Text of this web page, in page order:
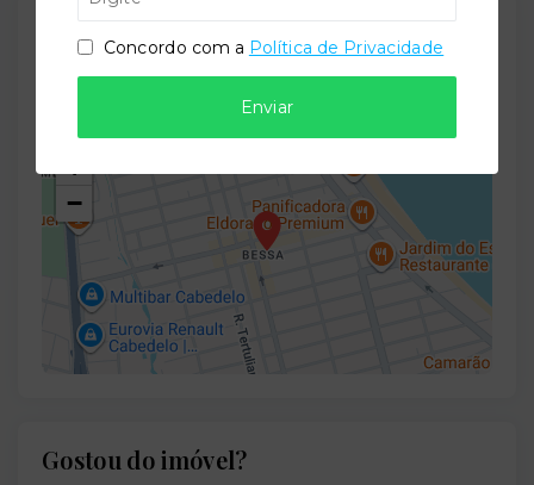
Localização
Rua Paulo Roberto de Souza Acioly, 481 - Bessa -
- 58035-110
+
−
Gostou do imóvel?
Concordo com a Política de Privacidade
Enviar